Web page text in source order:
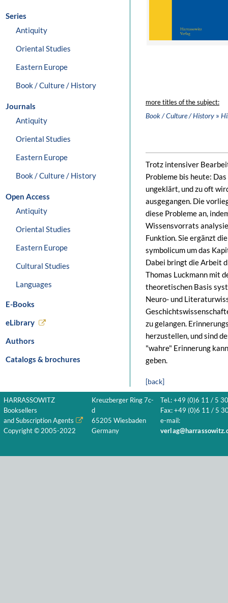
Series
Antiquity
Oriental Studies
Eastern Europe
Book / Culture / History
Journals
Antiquity
Oriental Studies
Eastern Europe
Book / Culture / History
Open Access
Antiquity
Oriental Studies
Eastern Europe
Cultural Studies
Languages
E-Books
eLibrary
Authors
Catalogs & brochures
more titles of the subject:
Book / Culture / History »
Trotz intensiver
Probleme bis heute:
ungeklärt, und zu oft
ausgegangen. Die
diese Probleme an,
Wissensvorrats
Funktion. Sie ergänzt
symbolicum um das
Dabei bringt die Arbeit
Thomas Luckmann mit
theoretischen Basis
Neuro- und
zu gelangen.
herzustellen, und sind
"wahre" Erinnerung
geben.
[back]
HARRASSOWITZ
Booksellers
and Subscription Agents
Copyright © 2005-2022
Kreuzberger Ring 7c-
d
65205 Wiesbaden
Germany
Tel.: +49 (0)6 11 / 5
Fax: +49 (0)6 11 / 5
e-mail: